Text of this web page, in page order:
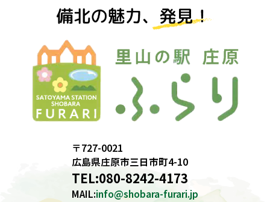
〒727-0021
広島県庄原市三日市町4-10
TEL:080-8242-4173
MAIL:info@shobara-furari.jp